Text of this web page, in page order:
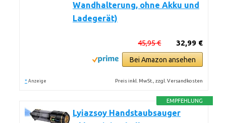
Wandhalterung, ohne Akku und
Ladegerät)
32,99 €
45,95 €
Bei Amazon ansehen
* Anzeige Preis inkl. MwSt., zzgl. Versandkosten
EMPFEHLUNG
Lyiazsoy Handstaubsauger